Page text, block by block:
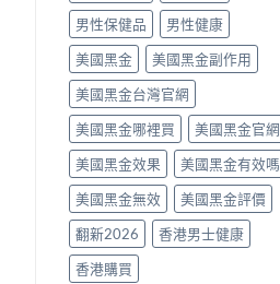
男性保健品
男性健康
美國黑金
美國黑金副作用
美國黑金台灣官網
美國黑金哪裡買
美國黑金官網
美國黑金效果
美國黑金有效嗎
美國黑金無效
美國黑金評價
翻新2026
香港男士健康
香港購買